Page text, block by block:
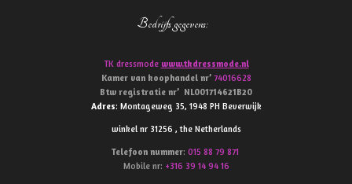
Bedrijfs gegevens:
TK dressmode www.tkdressmode.nl
Kamer van koophandel nr’ 74016628
Btw registratie nr’ NL001714621B20
Adres: Montageweg 35, 1948 PH Beverwijk
winkel nr 31256 , the Netherlands
Telefoon nummer: 015 88 79 871
Mobile nr: +316 39 14 94 16